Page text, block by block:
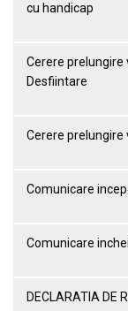
cu handicap
Cerere
Desfiintare
Cerere prelungire
Comunicare
Comunicare
DECLARATIA DE